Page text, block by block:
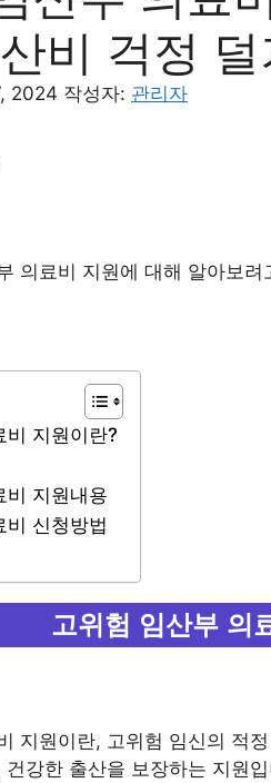
비 걱정 덜
2024 작성자: 관리자
의료비 지원에 대해 알아보려
비 지원이란?
비 지원내용
비 신청방법
고위험 임산부 의
지원이란, 고위험 임신의 적
강한 출산을 보장하는 지원